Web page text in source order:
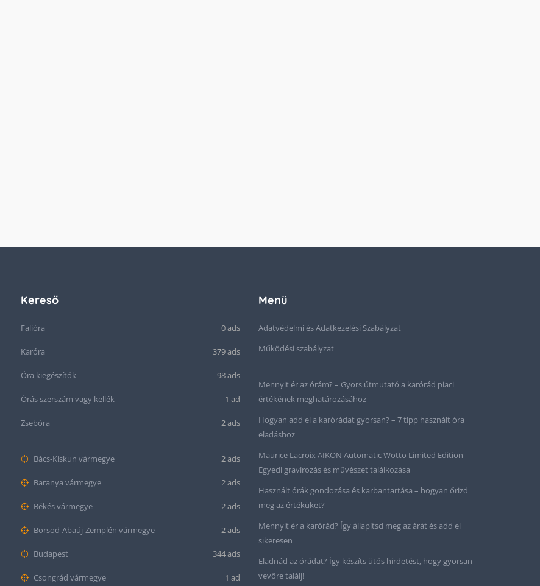
Kereső
Falióra 0 ads
Karóra 379 ads
Óra kiegészítők 98 ads
Órás szerszám vagy kellék 1 ad
Zsebóra 2 ads
Bács-Kiskun vármegye 2 ads
Baranya vármegye 2 ads
Békés vármegye 2 ads
Borsod-Abaúj-Zemplén vármegye 2 ads
Budapest 344 ads
Csongrád vármegye 1 ad
Menü
Adatvédelmi és Adatkezelési Szabályzat
Működési szabályzat
Mennyit ér az órám? – Gyors útmutató a karórád piaci
értékének meghatározásához
Hogyan add el a karórádat gyorsan? – 7 tipp használt óra
eladáshoz
Maurice Lacroix AIKON Automatic Wotto Limited Edition –
Egyedi gravírozás és művészet találkozása
Használt órák gondozása és karbantartása – hogyan őrizd
meg az értéküket?
Mennyit ér a karórád? Így állapítsd meg az árát és add el
sikeresen
Eladnád az órádat? Így készíts ütős hirdetést, hogy gyorsan
vevőre találj!